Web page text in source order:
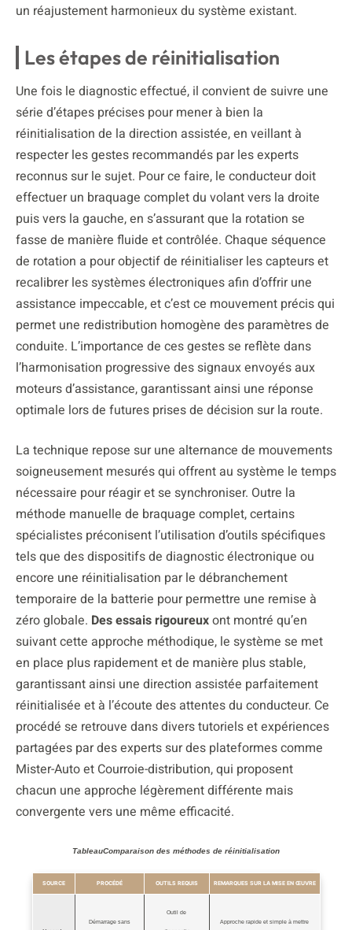
un réajustement harmonieux du système existant.
Les étapes de réinitialisation
Une fois le diagnostic effectué, il convient de suivre une
série d’étapes précises pour mener à bien la
réinitialisation de la direction assistée, en veillant à
respecter les gestes recommandés par les experts
reconnus sur le sujet. Pour ce faire, le conducteur doit
effectuer un braquage complet du volant vers la droite
puis vers la gauche, en s’assurant que la rotation se
fasse de manière fluide et contrôlée. Chaque séquence
de rotation a pour objectif de réinitialiser les capteurs et
recalibrer les systèmes électroniques afin d’offrir une
assistance impeccable, et c’est ce mouvement précis qui
permet une redistribution homogène des paramètres de
conduite. L’importance de ces gestes se reflète dans
l’harmonisation progressive des signaux envoyés aux
moteurs d’assistance, garantissant ainsi une réponse
optimale lors de futures prises de décision sur la route.
La technique repose sur une alternance de mouvements
soigneusement mesurés qui offrent au système le temps
nécessaire pour réagir et se synchroniser. Outre la
méthode manuelle de braquage complet, certains
spécialistes préconisent l’utilisation d’outils spécifiques
tels que des dispositifs de diagnostic électronique ou
encore une réinitialisation par le débranchement
temporaire de la batterie pour permettre une remise à
zéro globale. Des essais rigoureuxont montré qu’en
suivant cette approche méthodique, le système se met
en place plus rapidement et de manière plus stable,
garantissant ainsi une direction assistée parfaitement
réinitialisée et à l’écoute des attentes du conducteur. Ce
procédé se retrouve dans divers tutoriels et expériences
partagées par des experts sur des plateformes comme
Mister-Auto et Courroie-distribution, qui proposent
chacun une approche légèrement différente mais
convergente vers une même efficacité.
TableauComparaison des méthodes de réinitialisation
SOURCE PROCÉDÉ OUTILS REQUIS REMARQUES SUR LA MISE EN ŒUVRE
Démarrage sans
Outil de
Approche rapide et simple à mettre